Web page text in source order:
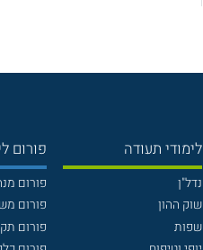
לימודי תעודה
נדל"ן
שוק ההון
שפות
פורום
פורום
פורום
פורום